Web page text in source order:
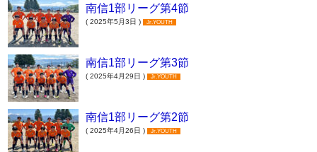
南信1部リーグ第4節
( 2025年5月3日 ) Jr.YOUTH
南信1部リーグ第3節
( 2025年4月29日 ) Jr.YOUTH
南信1部リーグ第2節
( 2025年4月26日 ) Jr.YOUTH